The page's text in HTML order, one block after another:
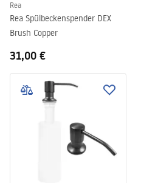
Rea
Rea Spülbeckenspender DEX
Brush Copper
31,00 €